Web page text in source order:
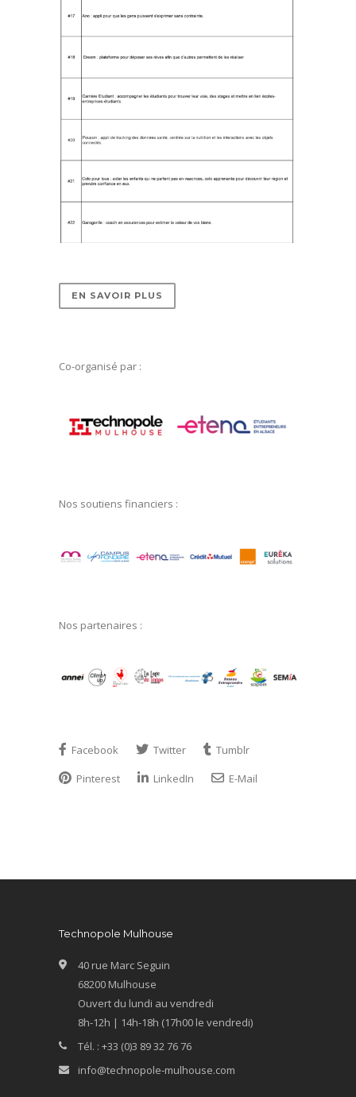
EN SAVOIR PLUS
Co-organisé par :
Nos soutiens financiers :
Nos partenaires :
Facebook Twitter
Tumblr
Pinterest
LinkedIn E-Mail
Technopole Mulhouse
40 rue Marc Seguin
68200 Mulhouse
Ouvert du lundi au vendredi
8h-12h | 14h-18h (17h00 le vendredi)
Tél. : +33 (0)3 89 32 76 76
info@technopole-mulhouse.com